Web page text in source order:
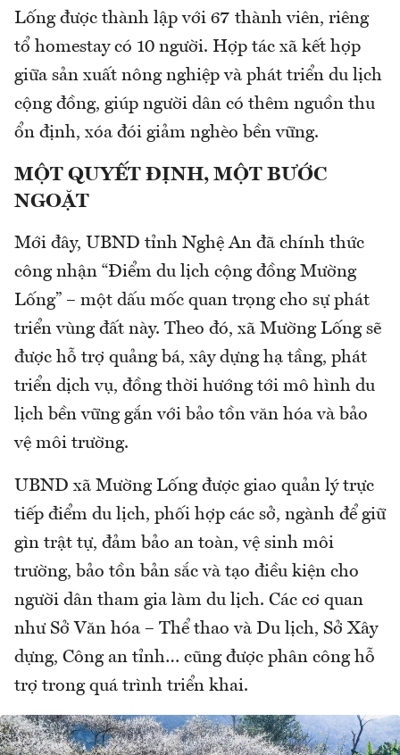
Lống được thành lập với 67 thành viên, riêng
tổ homestay có 10 người. Hợp tác xã kết hợp
giữa sản xuất nông nghiệp và phát triển du lịch
cộng đồng, giúp người dân có thêm nguồn thu
ổn định, xóa đói giảm nghèo bền vững.
MỘT QUYẾT ĐỊNH, MỘT BƯỚC
NGOẶT
Mới đây, UBND tỉnh Nghệ An đã chính thức
công nhận “Điểm du lịch cộng đồng Mường
Lống” – một dấu mốc quan trọng cho sự phát
triển vùng đất này. Theo đó, xã Mường Lống sẽ
được hỗ trợ quảng bá, xây dựng hạ tầng, phát
triển dịch vụ, đồng thời hướng tới mô hình du
lịch bền vững gắn với bảo tồn văn hóa và bảo
vệ môi trường.
UBND xã Mường Lống được giao quản lý trực
tiếp điểm du lịch, phối hợp các sở, ngành để giữ
gìn trật tự, đảm bảo an toàn, vệ sinh môi
trường, bảo tồn bản sắc và tạo điều kiện cho
người dân tham gia làm du lịch. Các cơ quan
như Sở Văn hóa – Thể thao và Du lịch, Sở Xây
dựng, Công an tỉnh… cũng được phân công hỗ
trợ trong quá trình triển khai.